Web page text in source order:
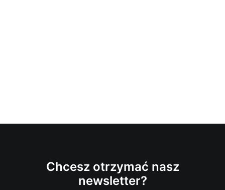
Chcesz otrzymać nasz
newsletter?